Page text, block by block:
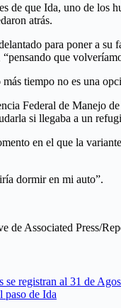
de que Ida, uno de los
atrás.
para poner a
que
tiempo no es una
Federal de Manejo
si llegaba a un
en el que la
dormir en mi auto”.
Associated Press/
se registran al 31 de
paso de Ida